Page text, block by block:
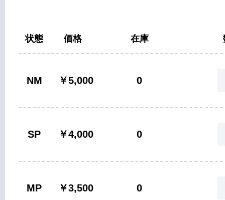
状態 価格 在庫
NM ￥5,000 0
SP ￥4,000 0
MP ￥3,500 0